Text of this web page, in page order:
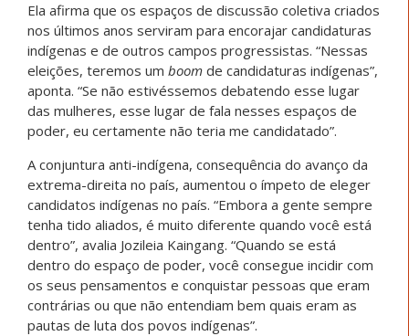
Ela afirma que os espaços de discussão coletiva criados
nos últimos anos serviram para encorajar candidaturas
indígenas e de outros campos progressistas. “Nessas
eleições, teremos um boom de candidaturas indígenas”,
aponta. “Se não estivéssemos debatendo esse lugar
das mulheres, esse lugar de fala nesses espaços de
poder, eu certamente não teria me candidatado”.
A conjuntura anti-indígena, consequência do avanço da
extrema-direita no país, aumentou o ímpeto de eleger
candidatos indígenas no país. “Embora a gente sempre
tenha tido aliados, é muito diferente quando você está
dentro”, avalia Jozileia Kaingang. “Quando se está
dentro do espaço de poder, você consegue incidir com
os seus pensamentos e conquistar pessoas que eram
contrárias ou que não entendiam bem quais eram as
pautas de luta dos povos indígenas”.